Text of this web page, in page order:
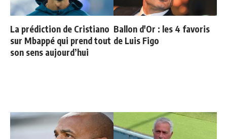
La prédiction de Cristiano
sur Mbappé qui prend tout
son sens aujourd’hui
Ballon d'Or : les 4 favoris
de Luis Figo